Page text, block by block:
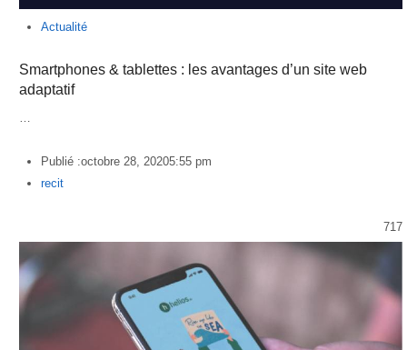
Actualité
Smartphones & tablettes : les avantages d’un site web
adaptatif
Publié :octobre 28, 20205:55 pm
Author
recit
717